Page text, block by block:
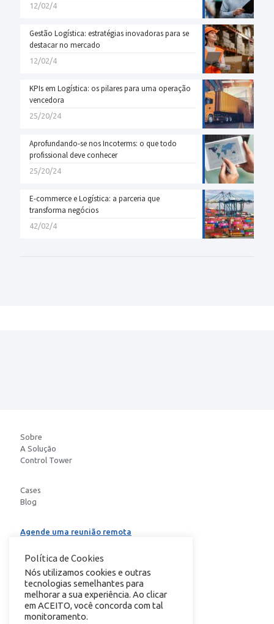
12/02/4
Gestão Logística: estratégias inovadoras para se
destacar no mercado
12/02/4
KPIs em Logística: os pilares para uma operação
vencedora
25/20/24
Aprofundando-se nos Incoterms: o que todo
profissional deve conhecer
25/20/24
E-commerce e Logística: a parceria que
transforma negócios
42/02/4
Sobre
A Solução
Control Tower
Cases
Blog
Agende uma reunião remota
conheça nosso
Política de Cookies
Nós utilizamos cookies e outras
tecnologias semelhantes para
melhorar a sua experiência. Ao clicar
em ACEITO, você concorda com tal
monitoramento.